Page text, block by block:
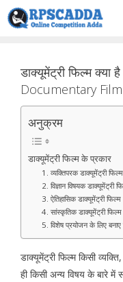
Skip
to
डाक्यूमेंट्री फिल्म
Documentary
अनुक्रम
डाक्यूमेंट्री फिल्म के प्रकार
1. व्यक्तिपरक डाक्यूमेंट्री फिल्म
2. विज्ञान विषयक डाक्यूमेंट्री
3. ऐतिहासिक डाक्यूमेंट्री फिल्म
4. सांस्कृतिक डाक्यूमेंट्री फिल्म
5. विशेष प्रयोजन के लिए
डाक्यूमेंट्री फिल्म किसी
ही किसी अन्य विषय के बारे में